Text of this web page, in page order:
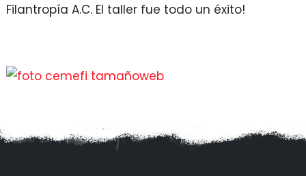
Filantropía A.C. El taller fue todo un éxito!